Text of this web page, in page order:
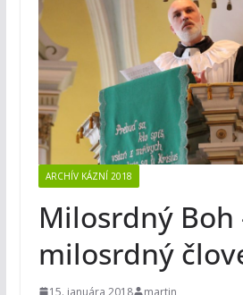
ARCHÍV KÁZNÍ 2018
Milosrdný Boh
milosrdný
15. januára 2018 martin